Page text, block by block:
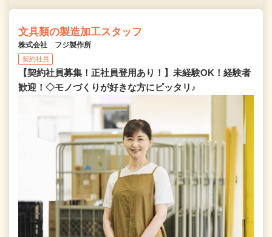
文具類の製造加工スタッフ
株式会社 フジ製作所
契約社員
【契約社員募集！正社員登用あり！】未経験OK！経験者
歓迎！◇モノづくりが好きな方にピッタリ♪